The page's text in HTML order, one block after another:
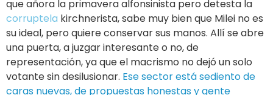
que añora la primavera alfonsinista pero detesta la
corruptela kirchnerista, sabe muy bien que Milei no es
su ideal, pero quiere conservar sus manos. Allí se abre
una puerta, a juzgar interesante o no, de
representación, ya que el macrismo no dejó un solo
votante sin desilusionar. Ese sector está sediento de
caras nuevas, de propuestas honestas y gente